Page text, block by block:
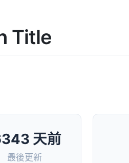
Title
天前
最後更新